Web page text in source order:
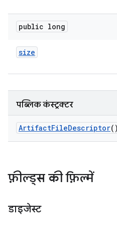
public long
size
पब्लिक कंस्ट्रक्टर
ArtifactFileDescriptor()
फ़ील्ड्स की फ़िल्में
डाइजेस्ट